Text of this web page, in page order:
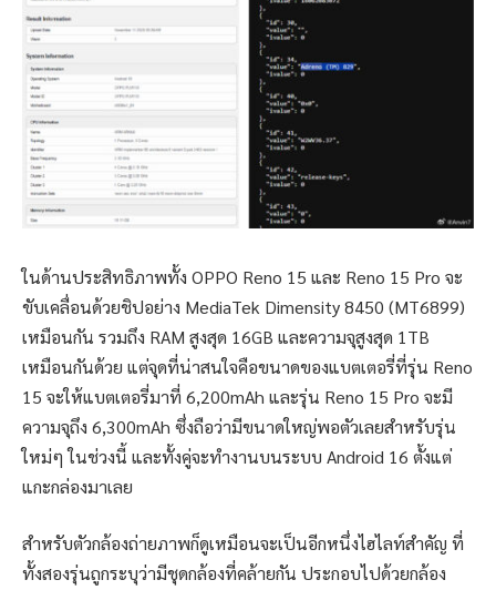
ในด้านประสิทธิภาพทั้ง OPPO Reno 15 และ Reno 15 Pro จะ
ขับเคลื่อนด้วยชิปอย่าง MediaTek Dimensity 8450 (MT6899)
เหมือนกัน รวมถึง RAM สูงสุด 16GB และความจุสูงสุด 1TB
เหมือนกันด้วย แต่จุดที่น่าสนใจคือขนาดของแบตเตอรี่ที่รุ่น Reno
15 จะให้แบตเตอรี่มาที่ 6,200mAh และรุ่น Reno 15 Pro จะมี
ความจุถึง 6,300mAh ซึ่งถือว่ามีขนาดใหญ่พอตัวเลยสำหรับรุ่น
ใหม่ๆ ในช่วงนี้ และทั้งคู่จะทำงานบนระบบ Android 16 ตั้งแต่
แกะกล่องมาเลย
สำหรับตัวกล้องถ่ายภาพก็ดูเหมือนจะเป็นอีกหนึ่งไฮไลท์สำคัญ ที่
ทั้งสองรุ่นถูกระบุว่ามีชุดกล้องที่คล้ายกัน ประกอบไปด้วยกล้อง